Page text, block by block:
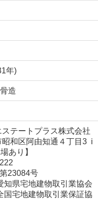
年)
造
ステートプラス株式会社
和区阿由知通４丁目3 i
あり】
23084号
知県宅地建物取引業協会
国宅地建物取引業保証協